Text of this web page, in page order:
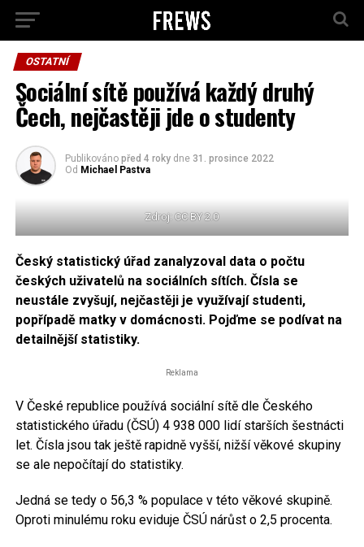
OSTATNÍ
Sociální sítě používá každý druhý
Čech, nejčastěji jde o studenty
Publikováno před 4 roky dne 31. prosince 2022
Od Michael Pastva
Zdroj: CC BY 2.0
Český statistický úřad zanalyzoval data o počtu
českých uživatelů na sociálních sítích. Čísla se
neustále zvyšují, nejčastěji je využívají studenti,
popřípadě matky v domácnosti. Pojďme se podívat na
detailnější statistiky.
Reklama
V České republice používá sociální sítě dle Českého
statistického úřadu (ČSÚ) 4 938 000 lidí starších šestnácti
let. Čísla jsou tak ještě rapidně vyšší, nižší věkové skupiny
se ale nepočítají do statistiky.
Jedná se tedy o 56,3 % populace v této věkové skupině.
Oproti minulému roku eviduje ČSÚ nárůst o 2,5 procenta.